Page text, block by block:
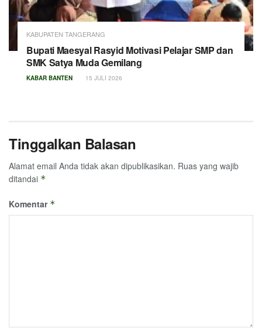
KABUPATEN TANGERANG
Bupati Maesyal Rasyid Motivasi Pelajar SMP dan
SMK Satya Muda Gemilang
KABAR BANTEN 15 JULI 2026
Tinggalkan Balasan
Alamat email Anda tidak akan dipublikasikan. Ruas yang wajib
ditandai *
Komentar *